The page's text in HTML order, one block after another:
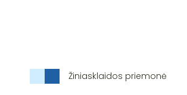
Žiniasklaidos priemonė